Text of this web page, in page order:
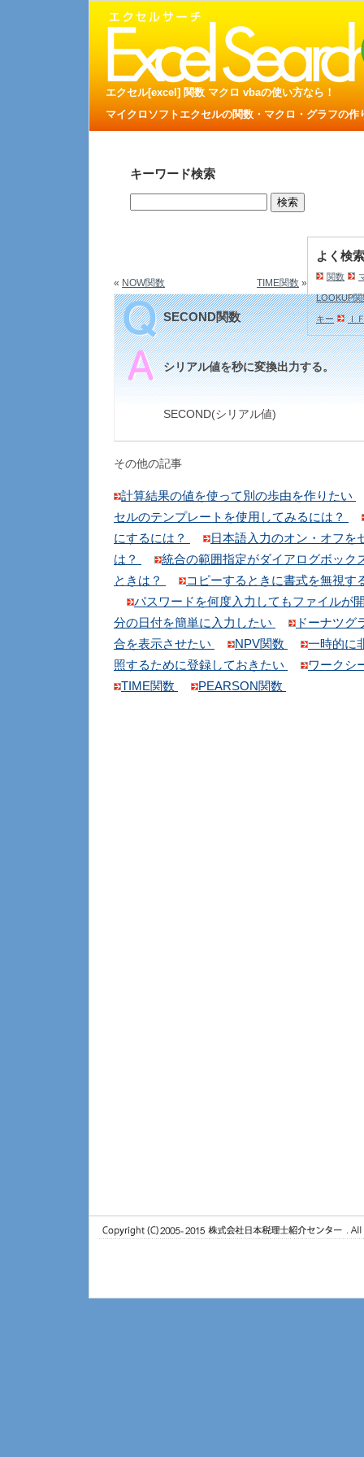
エクセル[excel] 関数 マクロ vbaの使い方なら！
マイクロソフトエクセルの関数・マクロ・グラフの
キーワード検索
よく検
関数
LOOKUP関
キー Ｉ
« NOW関数 TIME関数 »
SECOND関数
シリアル値を秒に変換出力する。
SECOND(シリアル値)
その他の記事
計算結果の値を使って別の歩由を作りたい
セルのテンプレートを使用してみるには？
にするには？
日本語入力のオン・オフを
は？
統合の範囲指定がダイアログボック
ときは？
コピーするときに書式を無視す
パスワードを何度入力してもファイルが
分の日付を簡単に入力したい
ドーナツグ
合を表示させたい
NPV関数
一時的に
照するために登録しておきたい
ワークシ
TIME関数
PEARSON関数